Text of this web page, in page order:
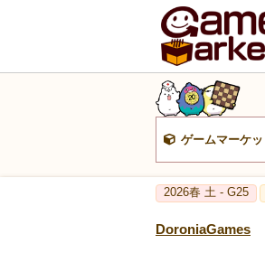
ゲームマーケ
2026春 土 - G25
DoroniaGames